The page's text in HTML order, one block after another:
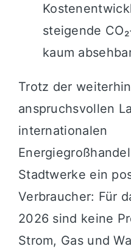
steigende
kaum
Trotz der
anspruchsvollen
internationalen
Stadtwerke ein
Verbraucher: Für
2026 sind keine
Strom, Gas und